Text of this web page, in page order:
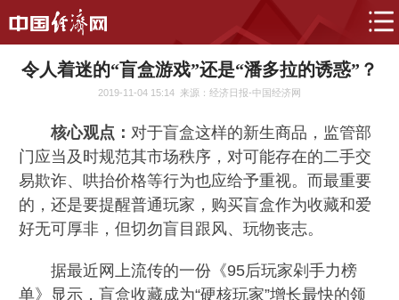
令人着迷的“盲盒游戏”还是“潘多拉的诱惑”？
2019-11-04 15:14 来源：经济日报-中国经济网
核心观点：对于盲盒这样的新生商品，监管部
门应当及时规范其市场秩序，对可能存在的二手交
易欺诈、哄抬价格等行为也应给予重视。而最重要
的，还是要提醒普通玩家，购买盲盒作为收藏和爱
好无可厚非，但切勿盲目跟风、玩物丧志。
据最近网上流传的一份《95后玩家剁手力榜
单》显示，盲盒收藏成为“硬核玩家”增长最快的领